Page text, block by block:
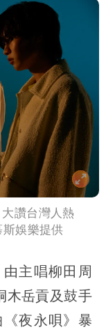
讚台灣人熱
娛樂提供
主唱柳田周
木岳貢及鼓手
夜永唄》暴